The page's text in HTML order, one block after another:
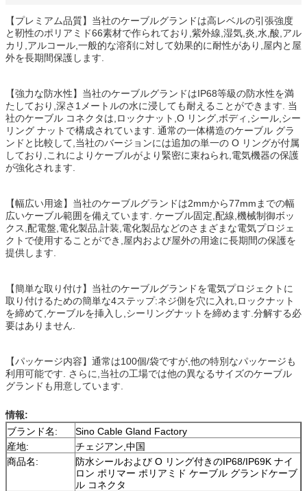
【プレミアム品質】当社のケーブルグランドは高レベルの引張強度
と靭性のポリアミド66素材で作られており,紫外線,湿気,炎,水,酸,アル
カリ,アルコール,一般的な溶剤に対して効果的に耐性があり,屋内と屋
外を長期間保護します.
【強力な防水性】当社のケーブルグランドはIP68等級の防水性を満
たしており,深さ1メートルの水に浸しても耐えることができます. 当
社のケーブル コネクタは,ロックナット,O リング,ボディ,シール,シー
リング ナットで構成されています. 通常の一体構造のケーブル グラ
ンドと比較して,当社のバージョンには追加の単一の O リングが付属
しており,これによりケーブルがより緊密に束ねられ,電気機器の保護
が強化されます.
【幅広い用途】当社のケーブルグランドは2mmから77mmまでの幅
広いケーブル範囲を備えています. ケーブル固定,配線,機械制御ボッ
クス,配電盤,電化製品,計装,電化製品などのさまざまな電気プロジェ
クトで使用することができ,屋内および屋外の用途に長期間の保護を
提供します.
【簡単な取り付け】当社のケーブルグランドを電気プロジェクトに
取り付けるための簡単な4ステップ:ネジ側を穴に入れ,ロックナット
を締めて,ケーブルを挿入し,シーリングナットを締めます.分解する必
要はありません.
【パッケージ内容】通常は100個/袋ですが,他の特別なパッケージも
利用可能です. さらに,当社の工場では他の異なるサイズのケーブル
グランドも用意しています.
情報:
ブランド名:
Sino Cable Gland Factory
産地:
チェジアン,中国
商品名:
防水シールおよび O リング付きのIP68/IP69K ナイ
ロン ポリマー ポリアミド ケーブル グランドケーブ
ル コネクタ